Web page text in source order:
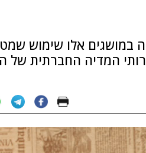
במושגים אלו שימוש
המדיה החברתית של